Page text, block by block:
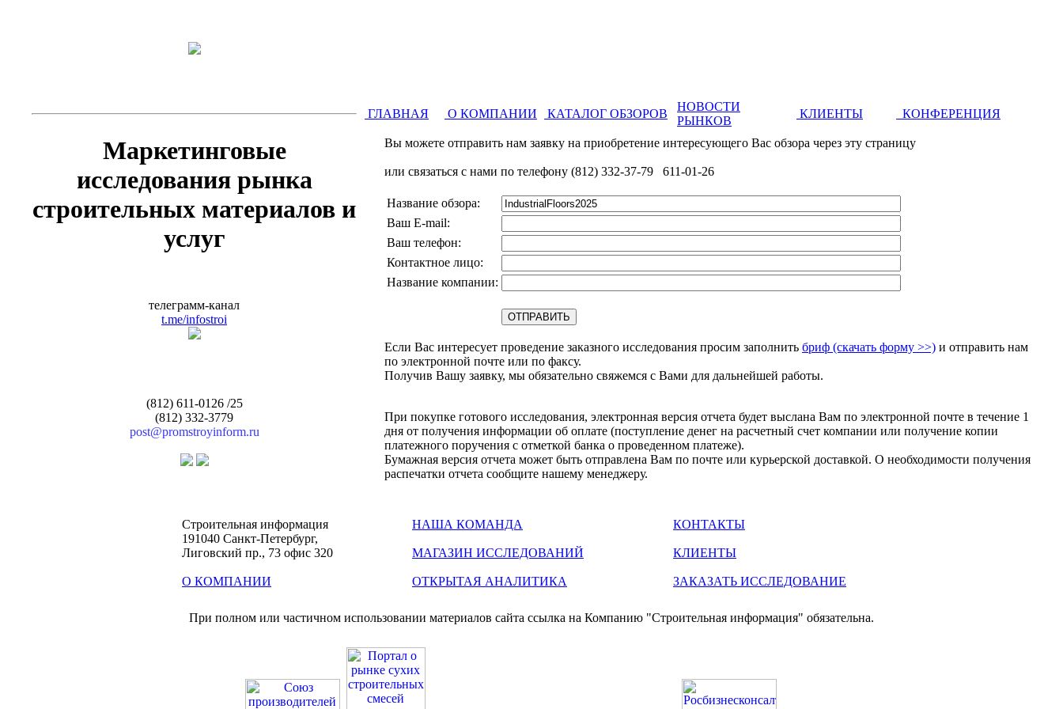
ГЛАВНАЯ О КОМПАНИИ КАТАЛОГ ОБЗОРОВ
НОВОСТИ
РЫНКОВ
КЛИЕНТЫ КОНФЕРЕНЦИЯ
Маркетинговые
исследования рынка
строительных материалов и
услуг
телеграмм-канал
t.me/infostroi
(812) 611-0126 /25
(812) 332-3779
post@promstroyinform.ru
Вы можете отправить нам заявку на приобретение интересующего Вас обзора через эту страницу
или связаться с нами по телефону (812) 332-37-79 611-01-26
Название обзора:
Ваш E-mail:
Ваш телефон:
Контактное лицо:
Название компании:
Если Вас интересует проведение заказного исследования просим заполнить бриф (скачать форму >>) и отправить нам
по электронной почте или по факсу.
Получив Вашу заявку, мы обязательно свяжемся с Вами для дальнейшей работы.
При покупке готового исследования, электронная версия отчета будет выслана Вам по электронной почте в течение 1
дня от получения информации об оплате (поступление денег на расчетный счет компании или получение копии
платежного поручения с отметкой банка о проведенном платеже).
Бумажная версия отчета может быть отправлена Вам по почте или курьерской доставкой. О необходимости получения
распечатки отчета сообщите нашему менеджеру.
Строительная информация
191040 Санкт-Петербург,
Лиговский пр., 73 офис 320
О КОМПАНИИ
НАША КОМАНДА
МАГАЗИН ИССЛЕДОВАНИЙ
ОТКРЫТАЯ АНАЛИТИКА
КОНТАКТЫ
КЛИЕНТЫ
ЗАКАЗАТЬ ИССЛЕДОВАНИЕ
При полном или частичном использовании материалов сайта ссылка на Компанию "Строительная информация" обязательна.